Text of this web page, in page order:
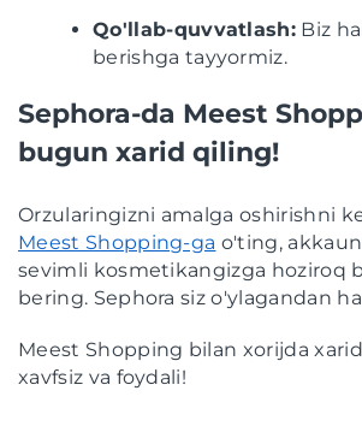
Qo'llab-quvvatlash: Biz
berishga tayyormiz.
Sephora-da Meest
bugun xarid qiling!
Orzularingizni amalga oshirishni
Meest Shopping-ga o'ting,
sevimli kosmetikangizga hoziroq
bering. Sephora siz o'ylagandan
Meest Shopping bilan xorijda
xavfsiz va foydali!